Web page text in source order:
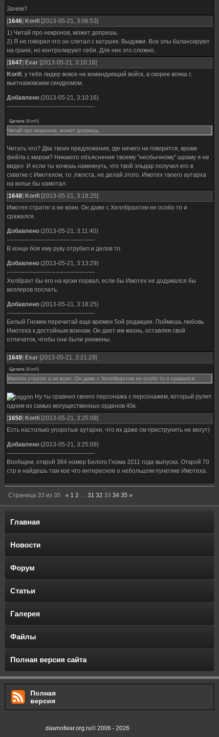
Зачем?
[1646] Konfi [2013-05-21, 3:06:53]
1) Читай про некронов, может допрешь.
2) Я не говорил что он слетал с катушек. Выдумки. Все элы балансируют
на грани, но контролируют себя. Для них это сложно.
[1647] Exar [2013-05-21, 3:10:16]
Konfi, у тебя лидер вовсе не командующий войск, а скорее вояка с
вьетнамовским синдромом.
Добавлено (2013-05-21, 3:10:16)
---------------------------------------------
Цитата (Konfi)
Читай про некронов, может допрешь.
Читать что? Два твоих предложения, где ничего не говорится, кроме
фейла с миром? Никакого объяснения твоему "необычному" шраму я не
видел. И если ты хочешь намекнуть, что твой эльдар получил его в
схватке с Имотехом, то ,пжлста, не делай этого. Имотех твоего аутарха
на копье бы намотал.
[1648] Konfi [2013-05-21, 3:18:25]
Имотех стратег а не воин. Он даже с Хеллбрахтом не особо то и
сражался.
Добавлено (2013-05-21, 3:11:40)
---------------------------------------------
В конце боя ему руку отрубил и делов то.
Добавлено (2013-05-21, 3:13:29)
---------------------------------------------
Хелбрахт бы его на куски порвал, если бы Имотех не додумался бы
киллеров послать.
Добавлено (2013-05-21, 3:18:25)
---------------------------------------------
Белый Гномик перечитай еще времен 5ой редакции. Поймешь любовь
Имотеха к достойным воинам. Он дает им жизнь, оставляя свой
отпечаток, чтобы они были унижены.
[1649] Exar [2013-05-21, 3:21:29]
Цитата (Konfi)
Имотех стратег а не воин. Он даже с Хеллбрахтом не особо то и сражался.
Ну ты сравнил своего персонажа с персонажем, который рулит
одним из самых могущественных орденов 40к.
[1650] Konfi [2013-05-21, 3:25:09]
Есть настолько упоротые аутархи, что их даже см приструнить не могут)
Добавлено (2013-05-21, 3:25:09)
---------------------------------------------
Вообщем, открой 384 номер Белого Гнома 2011 года выпуска. Открой 70
стр и найдешь там кое что интересное о небольшом пунктике Имотеха.
Страница 33 из 35 « 1 2 … 31 32 33 34 35 »
Главная
Новости
Форум
Статьи
Галерея
Файлы
Полная версия сайта
Полная
версия
dawnofwar.org.ru© 2006 - 2026